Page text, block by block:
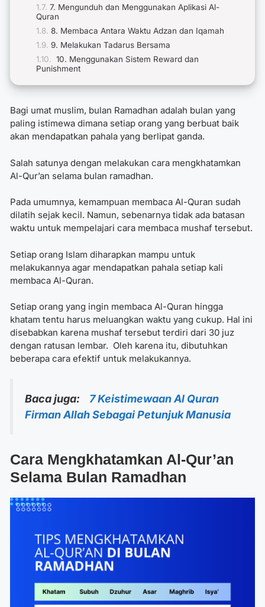
7. Mengunduh dan Menggunakan Aplikasi Al-
Quran
8. Membaca Antara Waktu Adzan dan Iqamah
9. Melakukan Tadarus Bersama
10. Menggunakan Sistem Reward dan
Punishment
Bagi umat muslim, bulan Ramadhan adalah bulan yang
paling istimewa dimana setiap orang yang berbuat baik
akan mendapatkan pahala yang berlipat ganda.
Salah satunya dengan melakukan cara mengkhatamkan
Al-Qur’an selama bulan ramadhan.
Pada umumnya, kemampuan membaca Al-Quran sudah
dilatih sejak kecil. Namun, sebenarnya tidak ada batasan
waktu untuk mempelajari cara membaca mushaf tersebut.
Setiap orang Islam diharapkan mampu untuk
melakukannya agar mendapatkan pahala setiap kali
membaca Al-Quran.
Setiap orang yang ingin membaca Al-Quran hingga
khatam tentu harus meluangkan waktu yang cukup. Hal ini
disebabkan karena mushaf tersebut terdiri dari 30 juz
dengan ratusan lembar. Oleh karena itu, dibutuhkan
beberapa cara efektif untuk melakukannya.
Baca juga: 7 Keistimewaan Al Quran
Firman Allah Sebagai Petunjuk Manusia
Cara Mengkhatamkan Al-Qur’an
Selama Bulan Ramadhan